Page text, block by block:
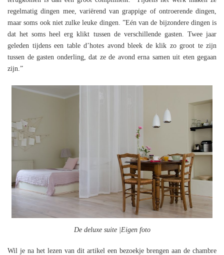
regelmatig dingen mee, variërend van grappige of ontroerende dingen,
maar soms ook niet zulke leuke dingen. ”Eén van de bijzondere dingen is
dat het soms heel erg klikt tussen de verschillende gasten. Twee jaar
geleden tijdens een table d’hotes avond bleek de klik zo groot te zijn
tussen de gasten onderling, dat ze de avond erna samen uit eten gegaan
zijn.”
De deluxe suite |Eigen foto
Wil je na het lezen van dit artikel een bezoekje brengen aan de chambre